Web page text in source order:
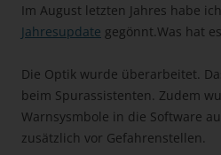
Im August letzten Jahres habe
Jahresupdate gegönnt.Was hat
Die Optik wurde überarbeitet.
beim Spurassistenten. Zudem
Warnsysmbole in die Software
zusätzlich vor Gefahrenstellen.